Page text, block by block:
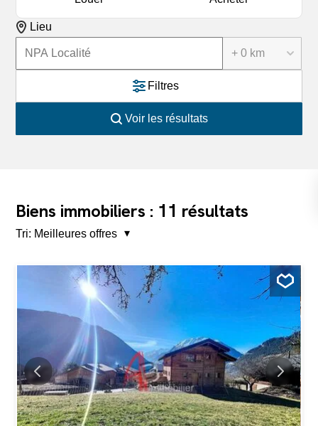
Lieu
+ 0 km
Filtres
Voir les résultats
Biens immobiliers : 11 résultats
Tri: Meilleures offres